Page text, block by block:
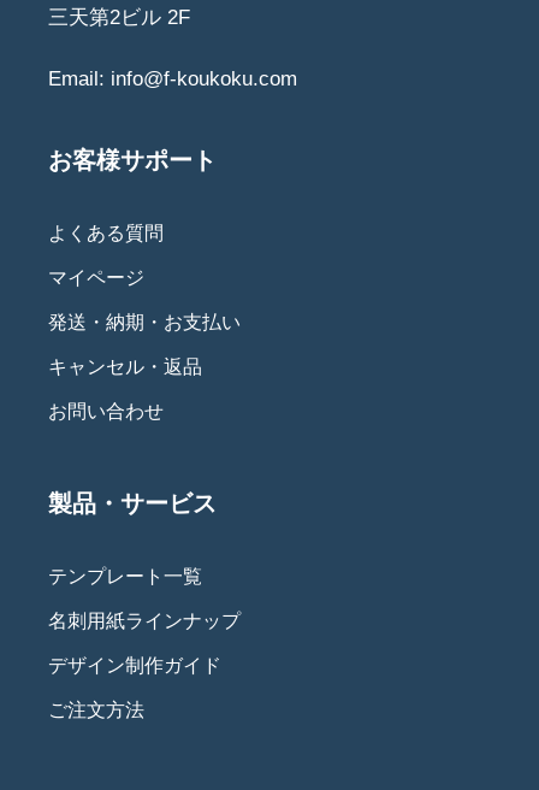
三天第2ビル 2F
Email: info@f-koukoku.com
お客様サポート
よくある質問
マイページ
発送・納期・お支払い
キャンセル・返品
お問い合わせ
製品・サービス
テンプレート一覧
名刺用紙ラインナップ
デザイン制作ガイド
ご注文方法